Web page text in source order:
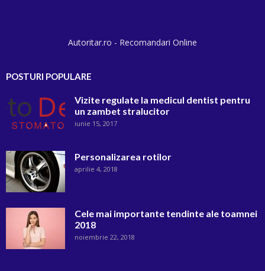
Autoritar.ro - Recomandari Online
POSTURI POPULARE
Vizite regulate la medicul dentist pentru
un zambet stralucitor
iunie 15, 2017
Personalizarea rotilor
aprilie 4, 2018
Cele mai importante tendinte ale toamnei
2018
noiembrie 22, 2018